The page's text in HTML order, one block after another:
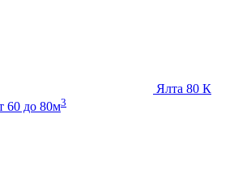
Ялта 80 К
60 до 80м3